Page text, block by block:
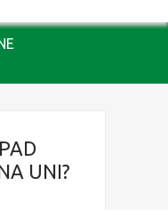
UNI?